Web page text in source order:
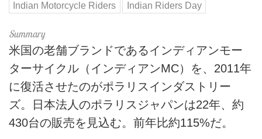
Indian Motorcycle Riders
Indian Riders Day
米国の老舗ブランドであるインディアンモー
ターサイクル（インディアンMC）を、2011年
に復活させたのがポラリスインダストリー
ズ。日本法人のポラリスジャパンは22年、約
430台の販売を見込む。前年比約115%だ。